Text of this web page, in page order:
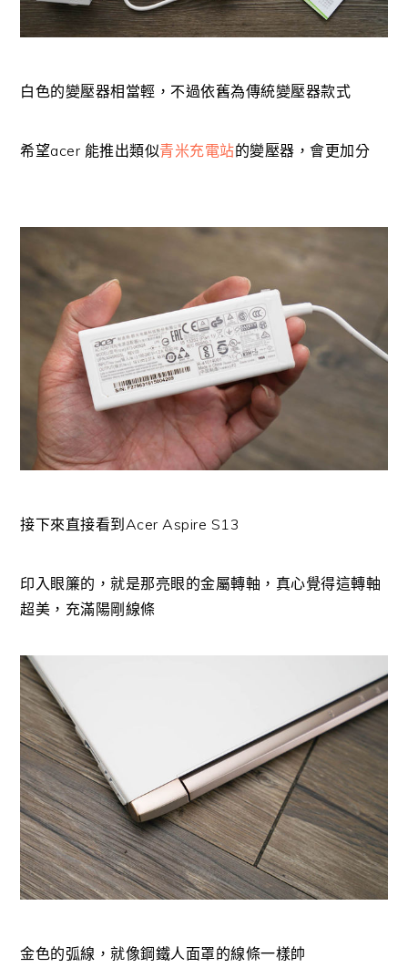
白色的變壓器相當輕，不過依舊為傳統變壓器款式
希望acer 能推出類似青米充電站的變壓器，會更加分
接下來直接看到Acer Aspire S13
印入眼簾的，就是那亮眼的金屬轉軸，真心覺得這轉軸
超美，充滿陽剛線條
金色的弧線，就像鋼鐵人面罩的線條一樣帥